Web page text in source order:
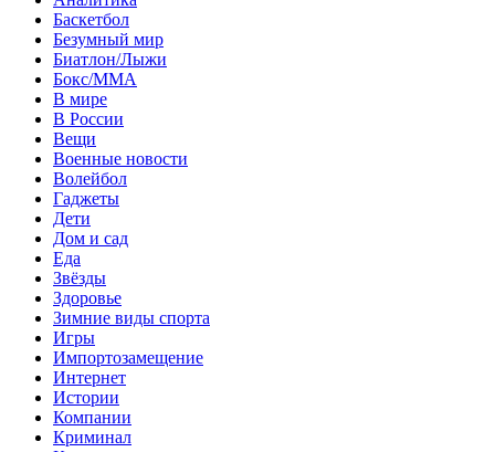
Баскетбол
Безумный мир
Биатлон/Лыжи
Бокс/MMA
В мире
В России
Вещи
Военные новости
Волейбол
Гаджеты
Дети
Дом и сад
Еда
Звёзды
Здоровье
Зимние виды спорта
Игры
Импортозамещение
Интернет
Истории
Компании
Криминал